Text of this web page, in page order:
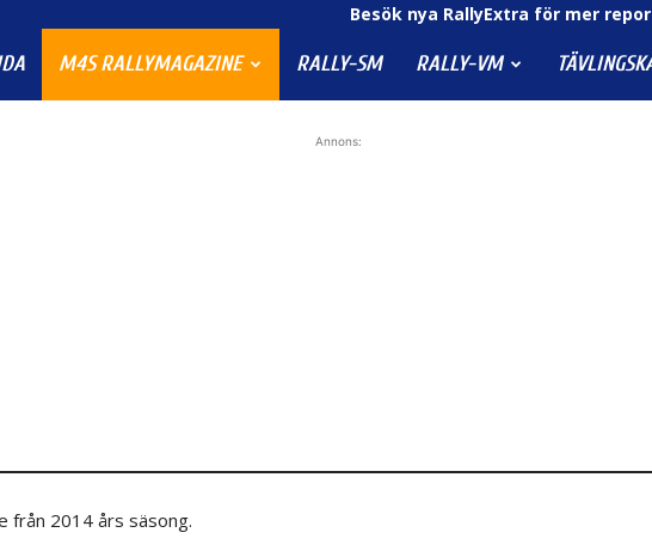
Besök nya RallyExtra för mer
M4S RALLYMAGAZINE RALLY-SM RALLY-VM
Annons:
från 2014 års säsong.